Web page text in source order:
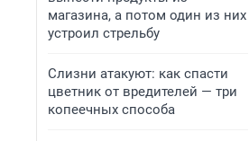
магазина, а потом один из них
устроил стрельбу
Слизни атакуют: как спасти
цветник от вредителей — три
копеечных способа